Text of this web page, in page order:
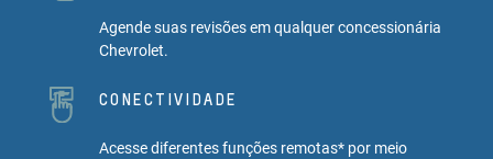
Agende suas revisões em qualquer concessionária
Chevrolet.
CONECTIVIDADE
Acesse diferentes funções remotas* por meio